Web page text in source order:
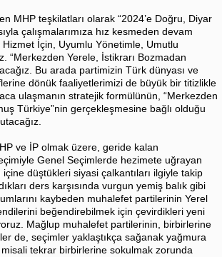
MHP teşkilatları olarak “2024’e Doğru, Diyar
çalışmalarımıza hız kesmeden devam
İçin, Uyumlu Yönetimle, Umutlu
“Merkezden Yerele, İstikrarı Bozmadan
Bu arada partimizin Türk dünyası ve
dönük faaliyetlerimizi de büyük bir titizlikle
ulaşmanın stratejik formülünün, “Merkezden
Türkiye”nin gerçekleşmesine bağlı olduğu
ve İP olmak üzere, geride kalan
Genel Seçimlerde hezimete uğrayan
düştükleri siyasi çalkantıları ilgiyle takip
ders karşısında vurgun yemiş balık gibi
kaybeden muhalefet partilerinin Yerel
beğendirebilmek için çevirdikleri yeni
Mağlup muhalefet partilerinin, birbirlerine
de, seçimler yaklaştıkça sağanak yağmura
tekrar birbirlerine sokulmak zorunda